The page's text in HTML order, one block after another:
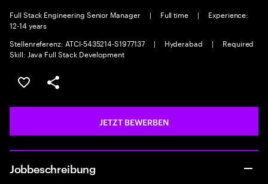
Full Stack Engineering Senior Manager | Full time |
Experience:
12-14 years
Stellenreferenz: ATCI-5435214-S1977137
| Hyderabad |
Required
Skill: Java Full Stack Development
JOB SPEICHERN
Teilen
JETZT BEWERBEN
Jobbeschreibung